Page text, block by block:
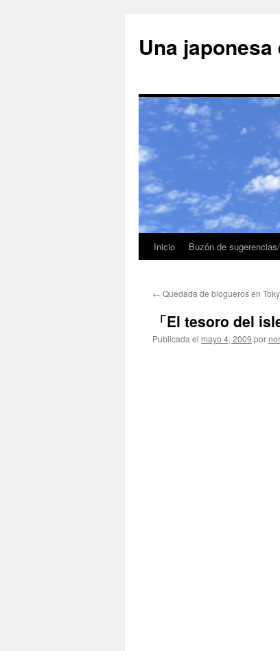
Una japonesa
Inicio Buzón de
← Quedada de blogueros en
「El tesoro del
Publicada el mayo 4, 2009 por